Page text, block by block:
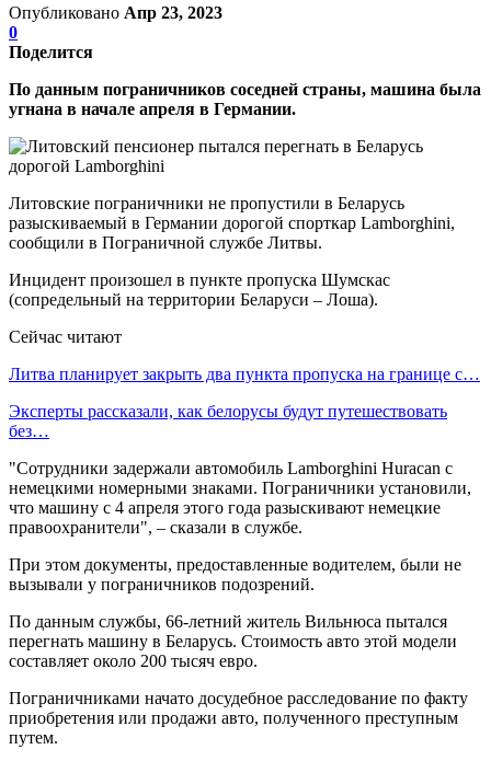
Опубликовано Апр 23, 2023
0
Поделится
По данным пограничников соседней страны, машина была
угнана в начале апреля в Германии.
Литовские пограничники не пропустили в Беларусь
разыскиваемый в Германии дорогой спорткар Lamborghini,
сообщили в Пограничной службе Литвы.
Инцидент произошел в пункте пропуска Шумскас
(сопредельный на территории Беларуси – Лоша).
Сейчас читают
Литва планирует закрыть два пункта пропуска на границе с…
Эксперты рассказали, как белорусы будут путешествовать
без…
"Сотрудники задержали автомобиль Lamborghini Huracan с
немецкими номерными знаками. Пограничники установили,
что машину с 4 апреля этого года разыскивают немецкие
правоохранители", – сказали в службе.
При этом документы, предоставленные водителем, были не
вызывали у пограничников подозрений.
По данным службы, 66-летний житель Вильнюса пытался
перегнать машину в Беларусь. Стоимость авто этой модели
составляет около 200 тысяч евро.
Пограничниками начато досудебное расследование по факту
приобретения или продажи авто, полученного преступным
путем.